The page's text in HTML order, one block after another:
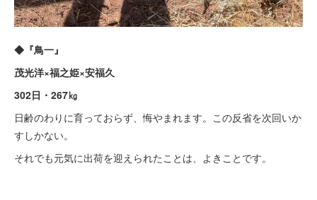
◆『鳥一』
茂光洋×福之姫×安福久
302日・267㎏
日齢のわりに育っておらず、悔やまれます。この反省を次回いか
すしかない。
それでも元気に出荷を迎えられたことは、よきことです。